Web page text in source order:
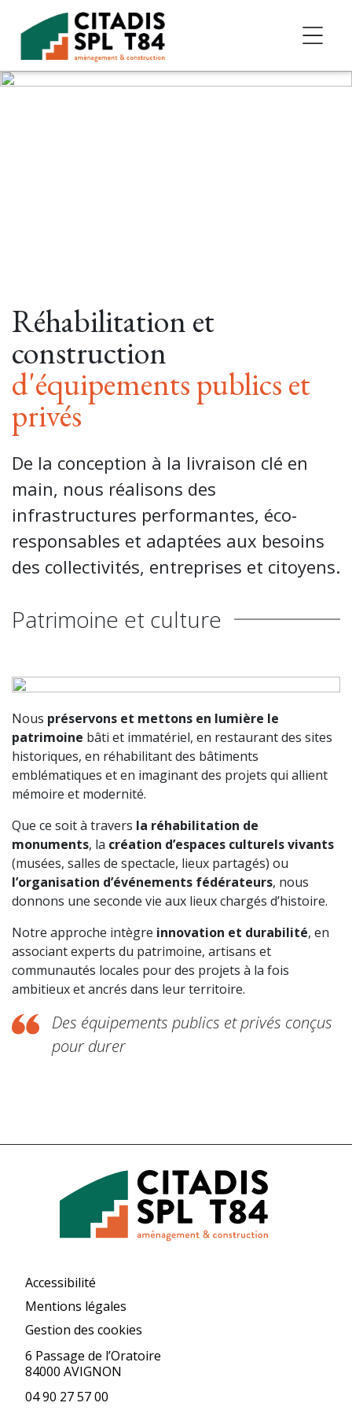
Accéder au contenu
Réhabilitation et
construction
d'équipements publics et
privés
De la conception à la livraison clé en
main, nous réalisons des
infrastructures performantes, éco-
responsables et adaptées aux besoins
des collectivités, entreprises et citoyens.
Patrimoine et culture
Nous préservons et mettons en lumière le
patrimoine bâti et immatériel, en restaurant des sites
historiques, en réhabilitant des bâtiments
emblématiques et en imaginant des projets qui allient
mémoire et modernité.
Que ce soit à travers la réhabilitation de
monuments, la création d’espaces culturels vivants
(musées, salles de spectacle, lieux partagés) ou
l’organisation d’événements fédérateurs, nous
donnons une seconde vie aux lieux chargés d’histoire.
Notre approche intègre innovation et durabilité, en
associant experts du patrimoine, artisans et
communautés locales pour des projets à la fois
ambitieux et ancrés dans leur territoire.
Des équipements publics et privés conçus
pour durer
Accessibilité
Mentions légales
Gestion des cookies
6 Passage de l’Oratoire
84000 AVIGNON
04 90 27 57 00